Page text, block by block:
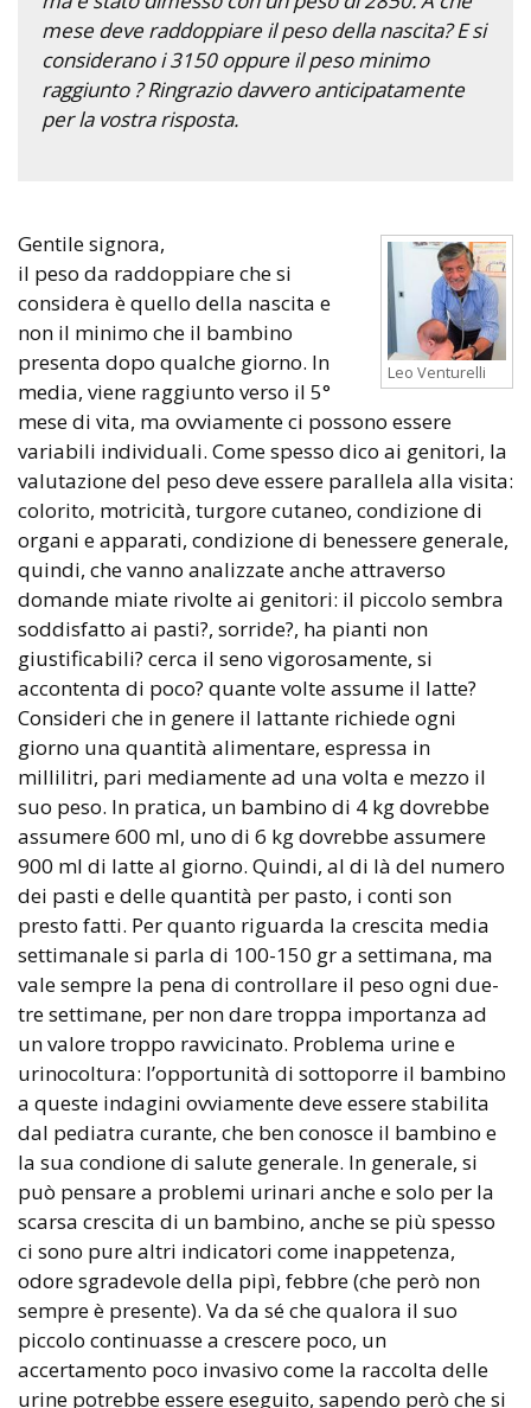
mese deve raddoppiare il peso della nascita? E si
considerano i 3150 oppure il peso minimo
raggiunto ? Ringrazio davvero anticipatamente
per la vostra risposta.
Leo Venturelli
Gentile signora,
il peso da raddoppiare che si
considera è quello della nascita e
non il minimo che il bambino
presenta dopo qualche giorno. In
media, viene raggiunto verso il 5°
mese di vita, ma ovviamente ci possono essere
variabili individuali. Come spesso dico ai genitori, la
valutazione del peso deve essere parallela alla visita:
colorito, motricità, turgore cutaneo, condizione di
organi e apparati, condizione di benessere generale,
quindi, che vanno analizzate anche attraverso
domande miate rivolte ai genitori: il piccolo sembra
soddisfatto ai pasti?, sorride?, ha pianti non
giustificabili? cerca il seno vigorosamente, si
accontenta di poco? quante volte assume il latte?
Consideri che in genere il lattante richiede ogni
giorno una quantità alimentare, espressa in
millilitri, pari mediamente ad una volta e mezzo il
suo peso. In pratica, un bambino di 4 kg dovrebbe
assumere 600 ml, uno di 6 kg dovrebbe assumere
900 ml di latte al giorno. Quindi, al di là del numero
dei pasti e delle quantità per pasto, i conti son
presto fatti. Per quanto riguarda la crescita media
settimanale si parla di 100-150 gr a settimana, ma
vale sempre la pena di controllare il peso ogni due-
tre settimane, per non dare troppa importanza ad
un valore troppo ravvicinato. Problema urine e
urinocoltura: l’opportunità di sottoporre il bambino
a queste indagini ovviamente deve essere stabilita
dal pediatra curante, che ben conosce il bambino e
la sua condione di salute generale. In generale, si
può pensare a problemi urinari anche e solo per la
scarsa crescita di un bambino, anche se più spesso
ci sono pure altri indicatori come inappetenza,
odore sgradevole della pipì, febbre (che però non
sempre è presente). Va da sé che qualora il suo
piccolo continuasse a crescere poco, un
accertamento poco invasivo come la raccolta delle
urine potrebbe essere eseguito, sapendo però che si